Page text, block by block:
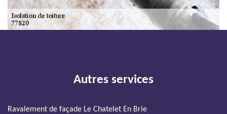
Autres services
Ravalement de façade Le Chatelet En Brie